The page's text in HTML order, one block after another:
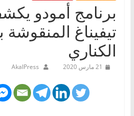
برنامج أمودو
تيفيناغ المنقوشة
الكناري
21 مارس 2020 AkalPress